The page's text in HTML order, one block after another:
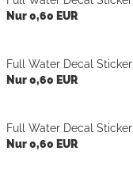
Nur 0,60 EUR
Full Water Decal Sticker
Nur 0,60 EUR
Full Water Decal Sticker
Nur 0,60 EUR